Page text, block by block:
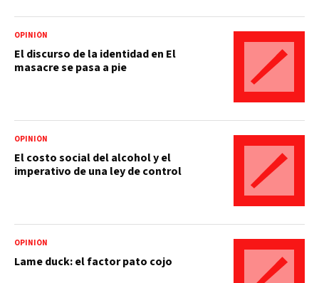
OPINIÓN
El discurso de la identidad en El
masacre se pasa a pie
OPINIÓN
El costo social del alcohol y el
imperativo de una ley de control
OPINIÓN
Lame duck: el factor pato cojo